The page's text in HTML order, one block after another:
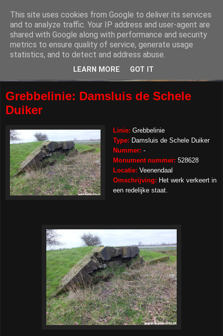
Grebbelinie: Damsluis de Schele
Duiker
Linie: Grebbelinie
Type: Damsluis de Schele Duiker
Nummer: -
Monument nummer: 528628
Locatie: Veenendaal
Omschrijving: Het werk verkeert in
een redelijke staat.
This site uses cookies from Google to deliver its services
and to analyze traffic. Your IP address and user-agent are
shared with Google along with performance and security
metrics to ensure quality of service, generate usage
statistics, and to detect and address abuse.
LEARN MORE GOT IT